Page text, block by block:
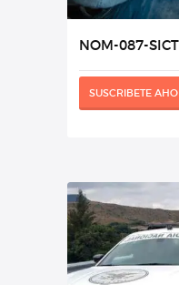
NOM-087-
SUSCRIBETE